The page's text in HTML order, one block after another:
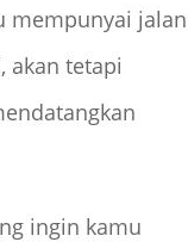
mempunyai jalan
akan tetapi
ingin kamu